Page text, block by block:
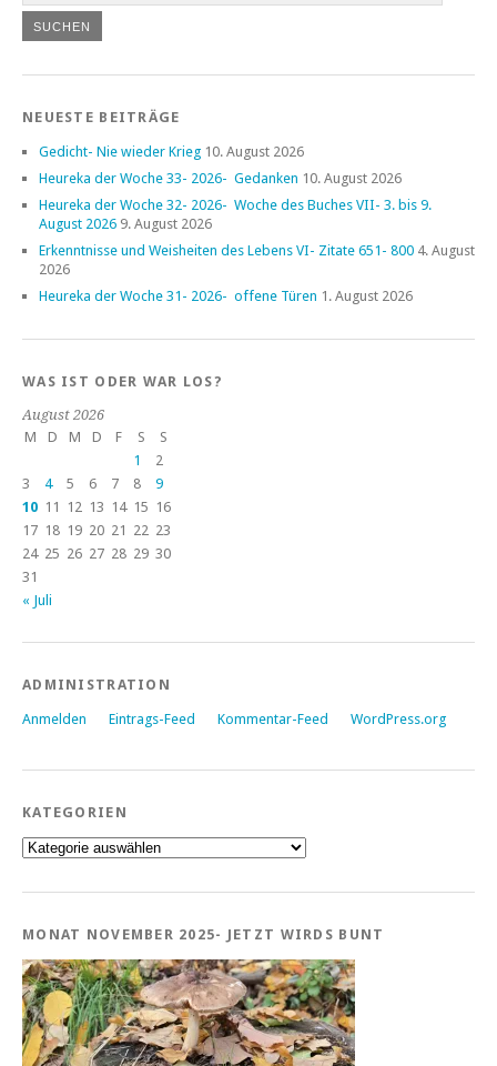
NEUESTE BEITRÄGE
Gedicht- Nie wieder Krieg 10. August 2026
Heureka der Woche 33- 2026- Gedanken 10. August 2026
Heureka der Woche 32- 2026- Woche des Buches VII- 3. bis 9.
August 2026 9. August 2026
Erkenntnisse und Weisheiten des Lebens VI- Zitate 651- 800 4. August
2026
Heureka der Woche 31- 2026- offene Türen 1. August 2026
WAS IST ODER WAR LOS?
August 2026
M
D M D F S
S
1
2
3
4 5 6 7 8
9
10 11 12 13 14 15 16
17 18 19 20 21 22 23
24 25 26 27 28 29 30
31
« Juli
ADMINISTRATION
Anmelden Eintrags-Feed Kommentar-Feed WordPress.org
KATEGORIEN
Kategorien
MONAT NOVEMBER 2025- JETZT WIRDS BUNT